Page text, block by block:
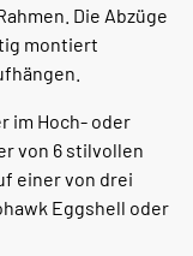
Die Abzüge
montiert
im Hoch- oder
von 6 stilvollen
einer von drei
Eggshell oder